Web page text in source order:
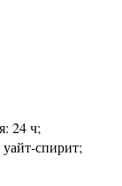
24 ч;
спирит;